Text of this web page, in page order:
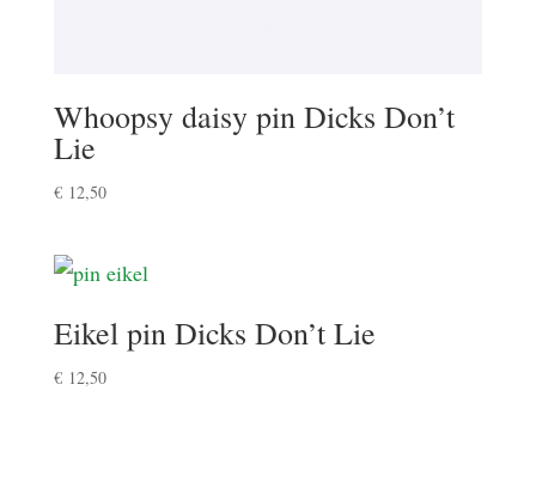
Whoopsy daisy pin Dicks Don’t
Lie
€12,50
Eikel pin Dicks Don’t Lie
€12,50